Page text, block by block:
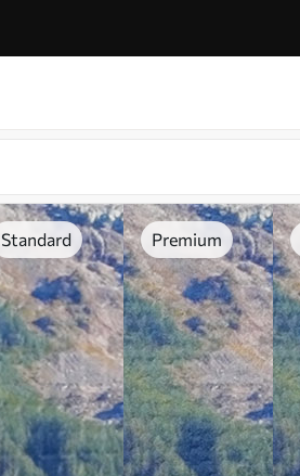
Standard Premium